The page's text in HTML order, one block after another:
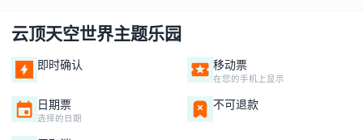
云顶天空世界主题乐园
即时确认 移动票
在您的手机上显示
日期票
选择的日期
不可退款